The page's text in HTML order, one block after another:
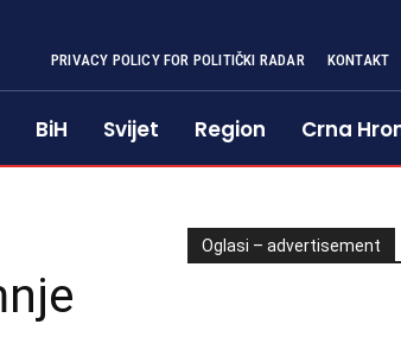
PRIVACY POLICY FOR POLITIČKI RADAR KONTAKT
BiH Svijet Region Crna
Oglasi – advertisement